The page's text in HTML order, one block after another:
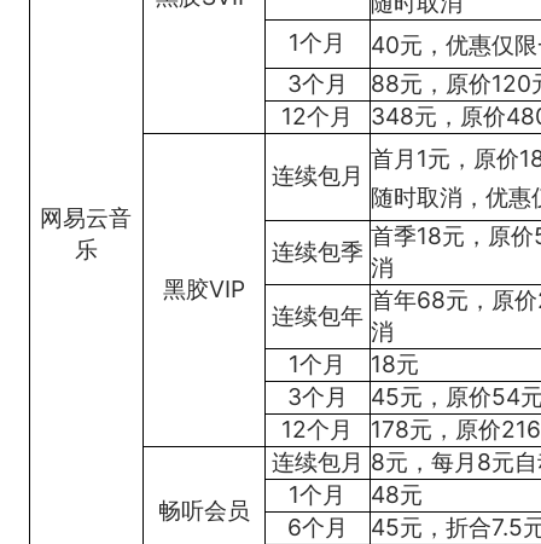
网易云音
乐
1个月
40元，优惠仅
3个月
88元，原价120
12个月
348元，原价
黑胶VIP
连续包月
首月1元，原价
随时取消，优惠
连续包季
首季18元，原
消
连续包年
首年68元，原
消
1个月
18元
3个月
45元，原价54
12个月
178元，原价
畅听会员
连续包月 8元，每月8元
1个月
48元
6个月
45元，折合7.5